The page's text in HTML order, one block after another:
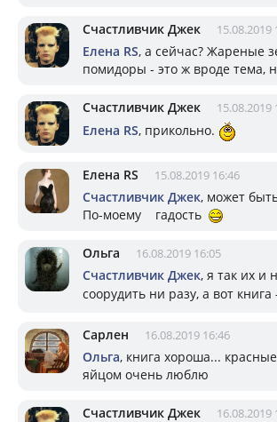
Счастливчик Джек 15.08.2019
Елена RS, а сейчас? Жареные
помидоры - это ж вроде тема,
Счастливчик Джек 15.08.2019
Елена RS, прикольно.
Елена RS 15.08.2019 16:46
Счастливчик Джек, может
По-моему гадость
Ольга 16.08.2019 16:05
Счастливчик Джек, я так их и
соорудить ни разу, а вот
Сарлен 16.08.2019 16:46
Ольга, книга хороша...
яйцом очень люблю
Счастливчик Джек 16.08.2019